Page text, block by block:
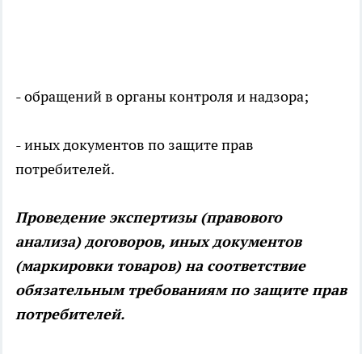
- обращений в органы контроля и надзора;
- иных документов по защите прав
потребителей.
Проведение экспертизы (правового
анализа) договоров, иных документов
(маркировки товаров) на соответствие
обязательным требованиям по защите прав
потребителей.